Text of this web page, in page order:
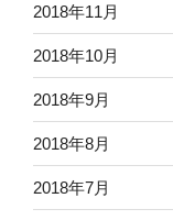
2018年11月
2018年10月
2018年9月
2018年8月
2018年7月